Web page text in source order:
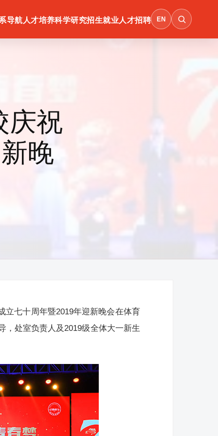
导航 人才培养科学研究招生就业人才招聘 EN
祝
晚
七十周年暨2019年迎新晚会在体育
，处室负责人及2019级全体大一新生